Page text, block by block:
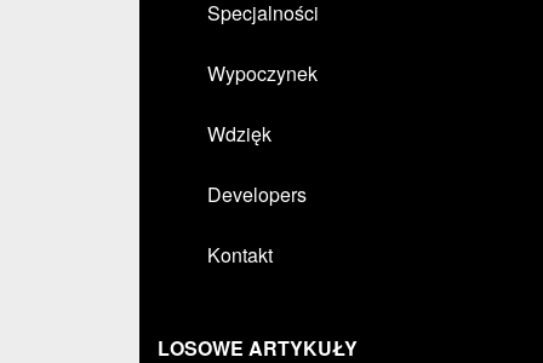
Specjalności
Wypoczynek
Wdzięk
Developers
Kontakt
LOSOWE ARTYKUŁY